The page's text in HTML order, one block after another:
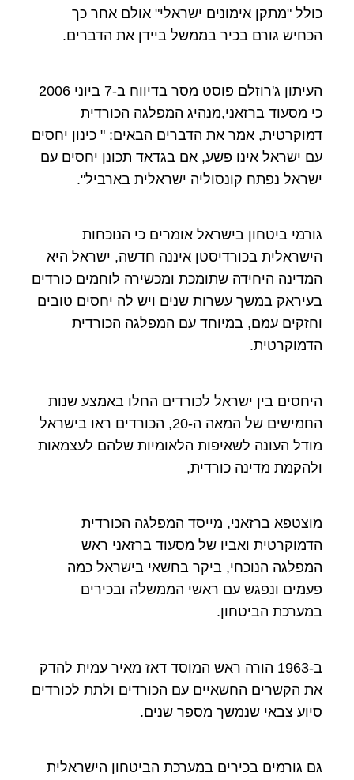
כולל "מתקן אימונים ישראלי" אולם אחר כך
הכחיש גורם בכיר בממשל ביידן את הדברים.
העיתון ג'רוזלם פוסט מסר בדיווח ב-7 ביוני 2006
כי מסעוד ברזאני,מנהיג המפלגה הכורדית
דמוקרטית, אמר את הדברים הבאים: " כינון יחסים
עם ישראל אינו פשע, אם בגדאד תכונן יחסים עם
ישראל נפתח קונסוליה ישראלית בארביל".
גורמי ביטחון בישראל אומרים כי הנוכחות
הישראלית בכורדיסטן איננה חדשה, ישראל היא
המדינה היחידה שתומכת ומכשירה לוחמים כורדים
בעיראק במשך עשרות שנים ויש לה יחסים טובים
וחזקים עמם, במיוחד עם המפלגה הכורדית
הדמוקרטית.
היחסים בין ישראל לכורדים החלו באמצע שנות
החמישים של המאה ה-20, הכורדים ראו בישראל
מודל העונה לשאיפות הלאומיות שלהם לעצמאות
ולהקמת מדינה כורדית,
מוצטפא ברזאני, מייסד המפלגה הכורדית
הדמוקרטית ואביו של מסעוד ברזאני ראש
המפלגה הנוכחי, ביקר בחשאי בישראל כמה
פעמים ונפגש עם ראשי הממשלה ובכירים
במערכת הביטחון.
ב-1963 הורה ראש המוסד דאז מאיר עמית להדק
את הקשרים החשאיים עם הכורדים ולתת לכורדים
סיוע צבאי שנמשך מספר שנים.
גם גורמים בכירים במערכת הביטחון הישראלית